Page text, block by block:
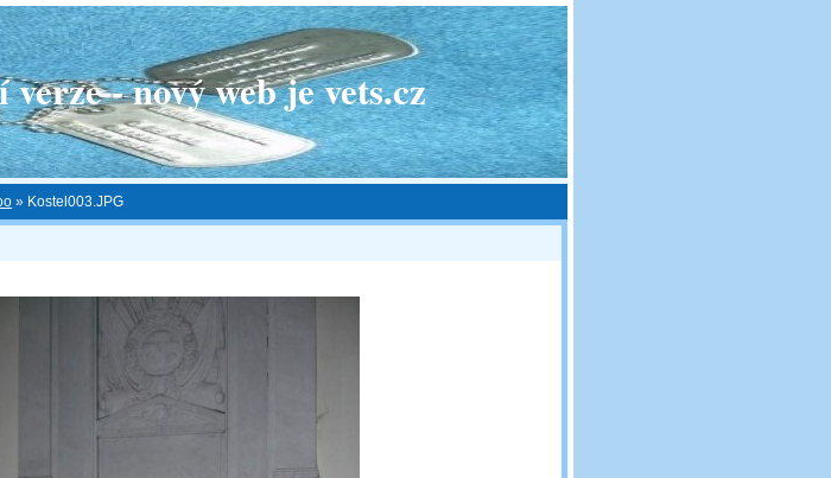
- nový web je vets.cz
» Kostel003.JPG